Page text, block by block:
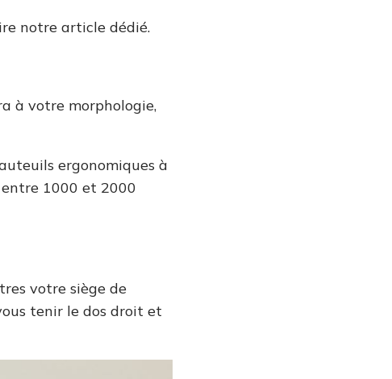
notre article dédié.
à votre morphologie,
ergonomiques à
1000 et 2000
votre siège de
tenir le dos droit et